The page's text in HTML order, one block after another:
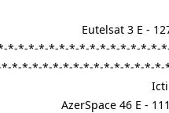
*-*-*-*-*-*-*-*-*-*-*-*-*-*-*-
*-*-*-*-*-*-*-*-*-*-*-*-*-*-